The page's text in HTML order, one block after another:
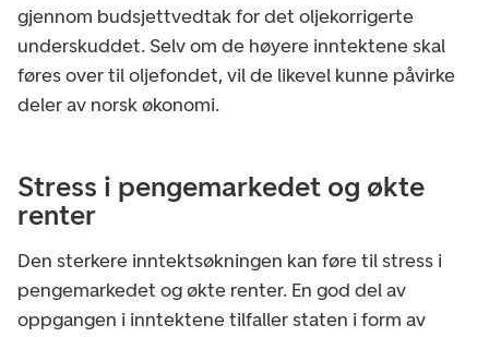
gjennom budsjettvedtak for det oljekorrigerte
underskuddet. Selv om de høyere inntektene skal
føres over til oljefondet, vil de likevel kunne påvirke
deler av norsk økonomi.
Stress i pengemarkedet og økte
renter
Den sterkere inntektsøkningen kan føre til stress i
pengemarkedet og økte renter. En god del av
oppgangen i inntektene tilfaller staten i form av